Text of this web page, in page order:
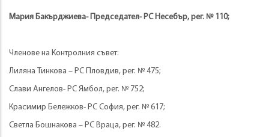
Мария Бакърджиева- Председател- РС Несебър, рег. № 110;
Членове на Контролния съвет:
Лиляна Тинкова – РС Пловдив, рег. № 475;
Слави Ангелов- РС Ямбол, рег. № 752;
Красимир Бележков- РС София, рег. № 617;
Светла Бошнакова – РС Враца, рег. № 482.